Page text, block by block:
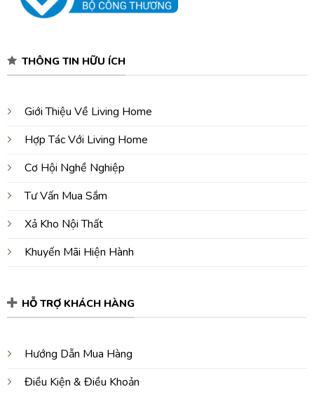
THÔNG TIN HỮU ÍCH
Giới Thiệu Về Living Home
Hợp Tác Với Living Home
Cơ Hội Nghề Nghiệp
Tư Vấn Mua Sắm
Xả Kho Nội Thất
Khuyến Mãi Hiện Hành
HỖ TRỢ KHÁCH HÀNG
Hướng Dẫn Mua Hàng
Điều Kiện & Điều Khoản